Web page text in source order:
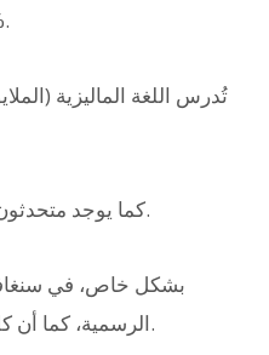
حوالي
تُدرس اللغة الماليزية
كما يوجد متحدثون بالملايو في سنغافورة وبروناي.
بشكل خاص، في
الرسمية، كما أن كلمات النشيد الوطني مكتوبة بها.